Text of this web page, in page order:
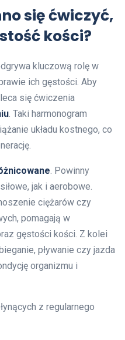
się ćwiczyć,
kości?
kluczową rolę w
ich gęstości. Aby
się ćwiczenia
. Taki harmonogram
układu kostnego, co
. Powinny
jak i aerobowe.
ciężarów czy
pomagają w
gęstości kości. Z kolei
pływanie czy jazda
organizmu i
z regularnego